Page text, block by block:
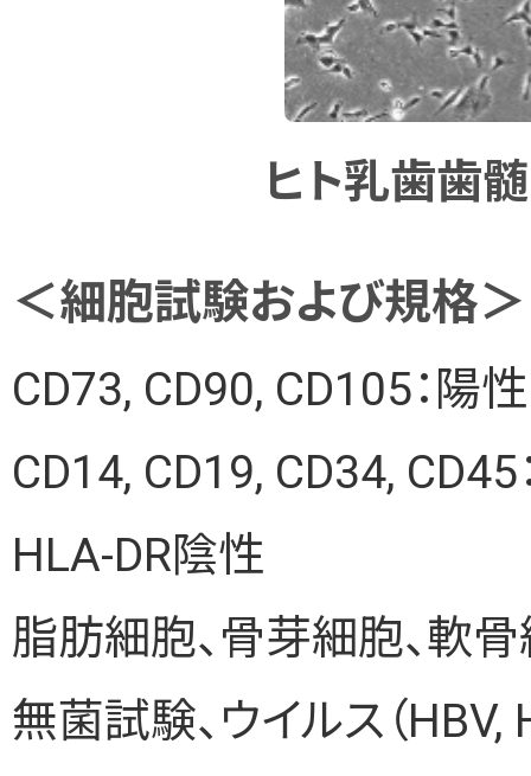
ヒト乳歯歯
＜細胞試験および規格＞
CD73, CD90, CD105：陽性
CD14, CD19, CD34, CD45
HLA-DR陰性
脂肪細胞、骨芽細胞、軟
無菌試験、ウイルス（